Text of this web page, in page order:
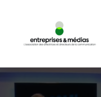
QUI SOMMES-NOUS ?
ÉVÉNEMENTS